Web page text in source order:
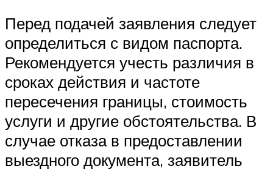
Перед подачей заявления следует
определиться с видом паспорта.
Рекомендуется учесть различия в
сроках действия и частоте
пересечения границы, стоимость
услуги и другие обстоятельства. В
случае отказа в предоставлении
выездного документа, заявитель